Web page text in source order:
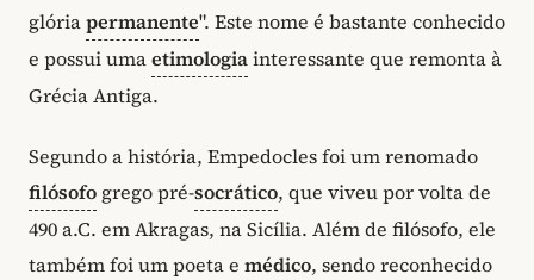
glóriapermanente". Este nome é bastante conhecido
e possui umaetimologiainteressante que remonta à
Grécia Antiga.
Segundo a história, Empedocles foi um renomado
filósofo grego pré-socrático, que viveu por volta de
490 a.C. em Akragas, na Sicília. Além de filósofo, ele
também foi um poeta e médico, sendo reconhecido